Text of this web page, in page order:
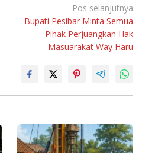
Pos selanjutnya
Bupati Pesibar Minta Semua
Pihak Perjuangkan Hak
Masuarakat Way Haru